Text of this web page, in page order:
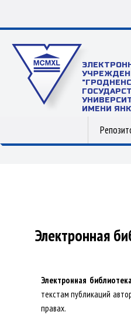
ИМЕНИ
Электронная
Электронная
текстам публикаций
правах.